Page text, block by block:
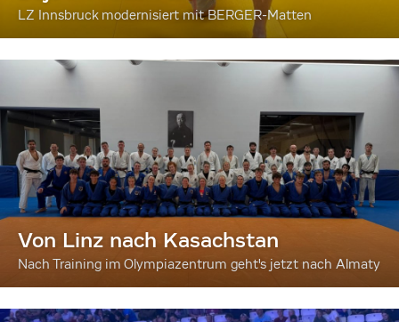
LZ Innsbruck modernisiert mit BERGER-Matten
Von Linz nach Kasachstan
Nach Training im Olympiazentrum geht's jetzt nach Almaty